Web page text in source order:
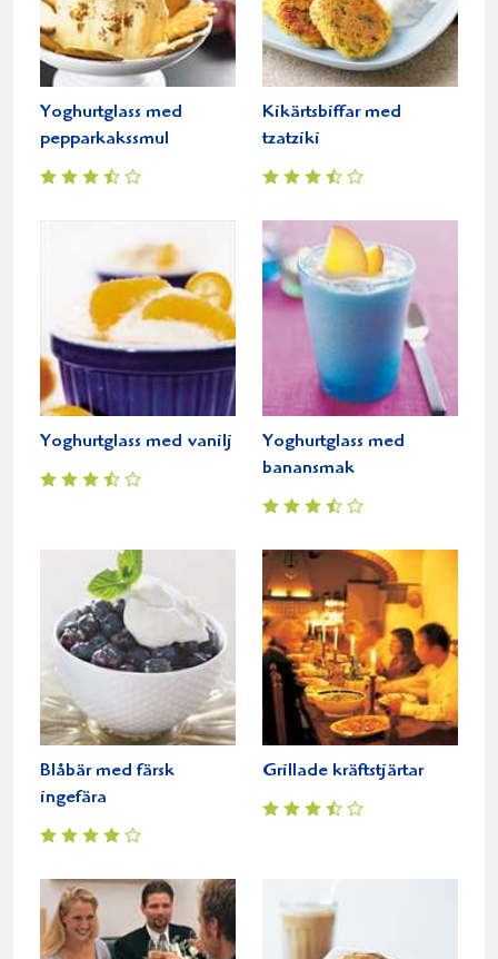
Yoghurtglass med
pepparkakssmul
Kikärtsbiffar med
tzatziki
Yoghurtglass med vanilj
Yoghurtglass med
banansmak
Blåbär med färsk
ingefära
Grillade kräftstjärtar